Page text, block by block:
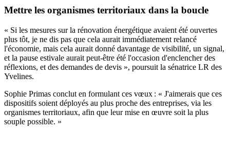
Mettre les organismes territoriaux dans la boucle
« Si les mesures sur la rénovation énergétique avaient été ouvertes
plus tôt, je ne dis pas que cela aurait immédiatement relancé
l'économie, mais cela aurait donné davantage de visibilité, un signal,
et la pause estivale aurait peut-être été l'occasion d'enclencher des
réflexions, et des demandes de devis », poursuit la sénatrice LR des
Yvelines.
Sophie Primas conclut en formulant ces vœux : « J'aimerais que ces
dispositifs soient déployés au plus proche des entreprises, via les
organismes territoriaux, afin que leur mise en œuvre soit la plus
souple possible. »